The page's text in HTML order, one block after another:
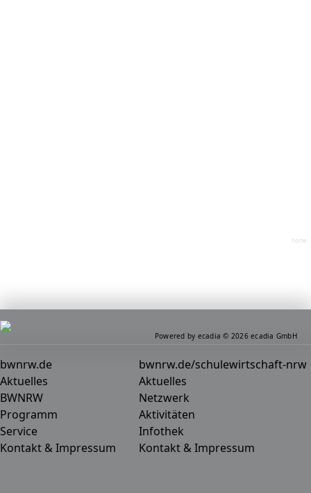
home
bwnrw.de
Aktuelles
BWNRW
Programm
Service
Kontakt & Impressum
bwnrw.de/schulewirtschaft-nrw
Aktuelles
Netzwerk
Aktivitäten
Infothek
Kontakt & Impressum
Powered by ecadia © 2026 ecadia GmbH